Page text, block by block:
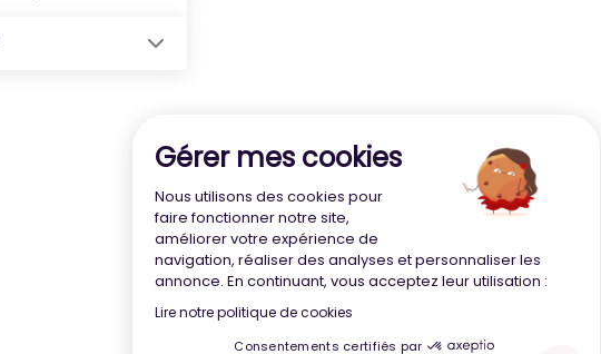
Gérer mes cookies
Nous utilisons des cookies pour
faire fonctionner notre site,
améliorer votre expérience de
navigation, réaliser des analyses et personnaliser les
annonce. En continuant, vous acceptez leur utilisation :
Lire notre politique de cookies
Consentements certifiés par